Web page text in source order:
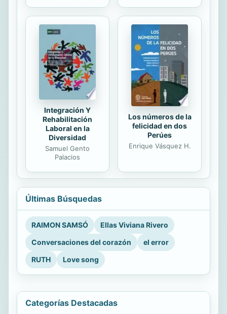
Integración Y
Rehabilitación
Laboral en la
Diversidad
Samuel Gento
Palacios
Los números de la
felicidad en dos
Perúes
Enrique Vásquez H.
Últimas Búsquedas
RAIMON SAMSÓ
Ellas Viviana Rivero
Conversaciones del corazón
el error
RUTH
Love song
Categorías Destacadas